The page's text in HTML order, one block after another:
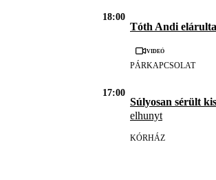
18:00
Tóth Andi
Videó
PÁRKAPCSOLAT
17:00
Súlyosan sérült
elhunyt
KÓRHÁZ